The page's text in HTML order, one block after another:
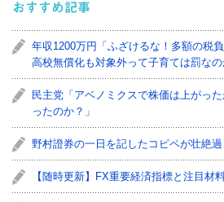
おすすめ記事
年収1200万円「ふざけるな！多額の税
高校無償化も対象外って子育ては罰なの
民主党「アベノミクスで株価は上がっ
ったのか？」
野村證券の一日を記したコピペが壮絶過
【随時更新】FX重要経済指標と注目材